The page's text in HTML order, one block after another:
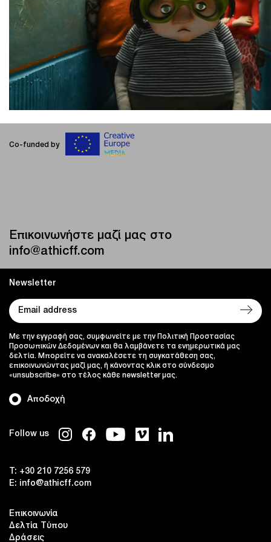
Co-funded by
Επικοινωνήστε μαζί μας στο
info@athicff.com
Follow us
T: +30 210 7256 579
E: info@athicff.com
Επικοινωνία
Δελτία Τύπου
Δράσεις
Newsletter
Αποδοχή
Με την εγγραφή σας, συμφωνείτε με την Πολιτική Προστασίας
Προσωπικών Δεδομένων και θα λαμβάνετε τα ενημερωτικά μας
δελτία. Μπορείτε να ανακαλέσετε τη συγκατάθεση σας,
επικοινωνώντας μαζί μας, ή κάνοντας κλικ στο σύνδεσμο
«unsubscribe» στο τέλος κάθε newsletter μας.